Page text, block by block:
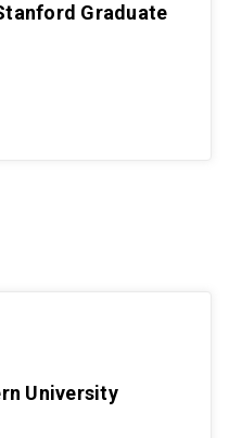
Graduate
University